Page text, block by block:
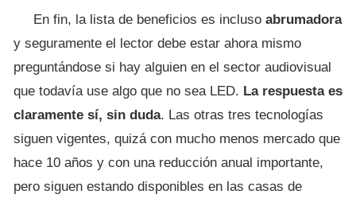
En fin, la lista de beneficios es incluso abrumadora
y seguramente el lector debe estar ahora mismo
preguntándose si hay alguien en el sector audiovisual
que todavía use algo que no sea LED. La respuesta es
claramente sí, sin duda. Las otras tres tecnologías
siguen vigentes, quizá con mucho menos mercado que
hace 10 años y con una reducción anual importante,
pero siguen estando disponibles en las casas de